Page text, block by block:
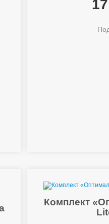
Комплект